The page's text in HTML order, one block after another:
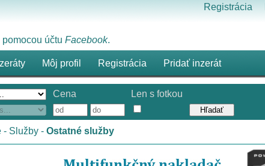
Registrácia
účtu Facebook.
Môj profil Registrácia Pridať inzerát
Cena
Len s fotkou
- Služby - Ostatné služby